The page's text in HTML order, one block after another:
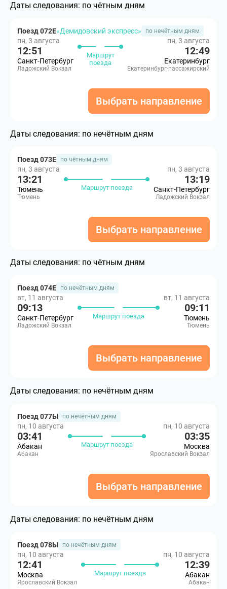
Даты следования: по чётным дням
Поезд 072Е«Демидовский экспресс» по нечётным дням
пн, 3 августа
12:51
Санкт-Петербург
Ладожский Вокзал
Маршрут
поезда
пн, 3 августа
12:49
Екатеринбург
Екатеринбург-пассажирский
Выбрать направление
Даты следования: по нечётным дням
Поезд 073Е по чётным дням
пн, 3 августа
13:21
Тюмень
Тюмень
Маршрут поезда
пн, 3 августа
13:19
Санкт-Петербург
Ладожский Вокзал
Выбрать направление
Даты следования: по чётным дням
Поезд 074Е по нечётным дням
вт, 11 августа
09:13
Санкт-Петербург
Ладожский Вокзал
Маршрут поезда
вт, 11 августа
09:11
Тюмень
Тюмень
Выбрать направление
Даты следования: по нечётным дням
Поезд 077Ы по нечётным дням
пн, 10 августа
03:41
Абакан
Абакан
Маршрут поезда
пн, 10 августа
03:35
Москва
Ярославский Вокзал
Выбрать направление
Даты следования: по нечётным дням
Поезд 078Ы по нечётным дням
пн, 10 августа
12:41
Москва
Ярославский Вокзал
Маршрут поезда
пн, 10 августа
12:39
Абакан
Абакан